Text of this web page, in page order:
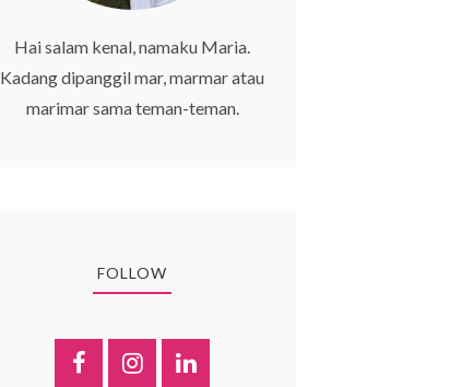
Hai salam kenal, namaku Maria.
Kadang dipanggil mar, marmar atau
marimar sama teman-teman.
FOLLOW